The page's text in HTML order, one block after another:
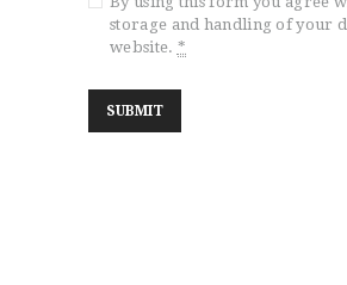
storage and handling of your
website. *